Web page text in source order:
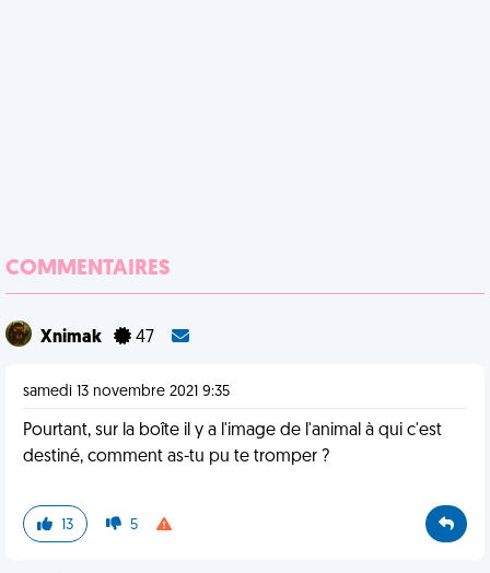
COMMENTAIRES
Xnimak 47
samedi 13 novembre 2021 9:35
Pourtant, sur la boîte il y a l'image de l'animal à qui c'est
destiné, comment as-tu pu te tromper ?
13 5